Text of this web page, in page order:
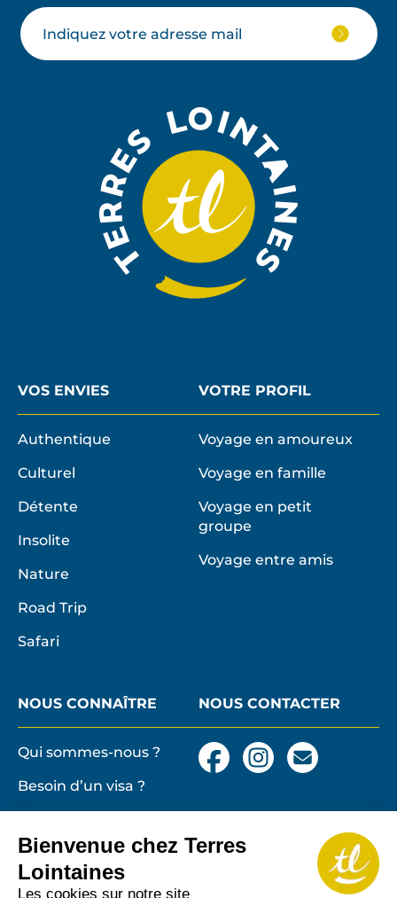
Bienvenue chez Terres
Lointaines
Les cookies sur notre site
Votre
email
JE
VOS ENVIES
Authentique
Culturel
Détente
Insolite
Nature
Road Trip
Safari
VOTRE PROFIL
Voyage en amoureux
Voyage en famille
Voyage en petit
groupe
Voyage entre amis
NOUS CONNAÎTRE
Qui sommes-nous ?
Besoin d’un visa ?
et particulières de
vente
Mentions légales,
NOUS CONTACTER
FacebookInstagram
Nous
contacter
email